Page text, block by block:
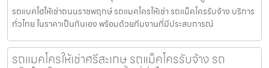
รถแบคโฮให้เช่าถนนราชพฤกษ์ รถแมคโครให้เช่า รถแม็คโครรับจ้าง บริการ
ทั่วไทย ในราคาเป็นกันเอง พร้อมด้วยทีมงานที่มีประสบการณ์
รถแมคโครให้เช่าศรีสะเกษ รถแม็คโครรับจ้าง รถ